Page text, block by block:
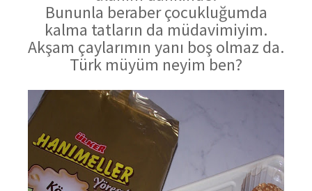
Bununla beraber çocukluğumda
kalma tatların da müdavimiyim.
Akşam çaylarımın yanı boş olmaz da.
Türk müyüm neyim ben?